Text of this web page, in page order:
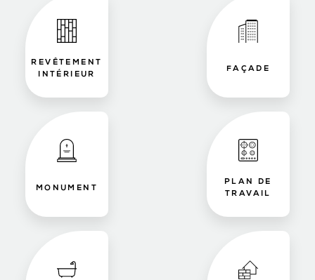
REVÊTEMENT
INTÉRIEUR
FAÇADE
MONUMENT
PLAN DE
TRAVAIL